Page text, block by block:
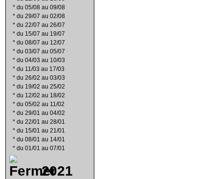
* du 05/08 au 09/08
* du 29/07 au 02/08
* du 22/07 au 26/07
* du 15/07 au 19/07
* du 08/07 au 12/07
* du 03/07 au 05/07
* du 04/03 au 10/03
* du 11/03 au 17/03
* du 26/02 au 03/03
* du 19/02 au 25/02
* du 12/02 au 18/02
* du 05/02 au 11/02
* du 29/01 au 04/02
* du 22/01 au 28/01
* du 15/01 au 21/01
* du 08/01 au 14/01
* du 01/01 au 07/01
2021